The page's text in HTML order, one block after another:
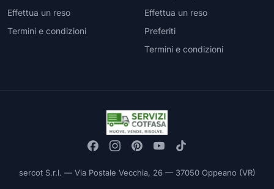
Effettua un reso
Termini e condizioni
Effettua un reso
Preferiti
Termini e condizioni
sercot S.r.l. — Via Postale Vecchia, 26 — 37050 Oppeano (VR)